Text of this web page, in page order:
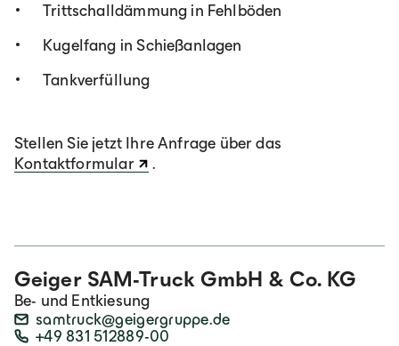
Geiger SAM-Truck GmbH & Co. KG
Be- und Entkiesung
samtruck@geigergruppe.de
+49 831 512889-00
Trittschalldämmung in Fehlböden
Kugelfang in Schießanlagen
Tankverfüllung
Stellen Sie jetzt Ihre Anfrage über das
Kontaktformular
.